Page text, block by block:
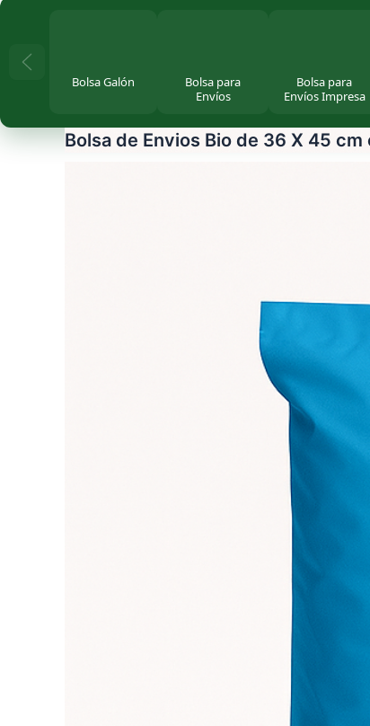
Bolsa Galón
Bolsa para
Envíos
Bolsa para
Envíos Impresa
Bolsa de Envios Bio de 36 X 45